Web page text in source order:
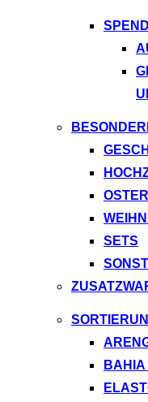
SETS